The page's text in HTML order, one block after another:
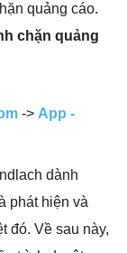
quảng cáo.
chặn quảng
-> App -
dành
phát hiện và
đó. Về sau này,